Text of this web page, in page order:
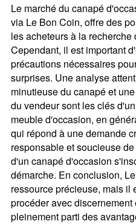
Le marché du canapé
via Le Bon Coin, offre des
les acheteurs à la recherche
Cependant, il est important
précautions nécessaires
surprises. Une analyse
minutieuse du canapé et
du vendeur sont les clés
meuble d'occasion, en
qui répond à une demande
responsable et soucieuse
d'un canapé d'occasion
démarche. En conclusion,
ressource précieuse, mais il
procéder avec
pleinement parti des